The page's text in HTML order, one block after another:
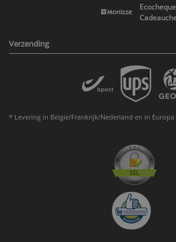
Verzending
* Levering in Belgie/Frankrijk/Nederland en in